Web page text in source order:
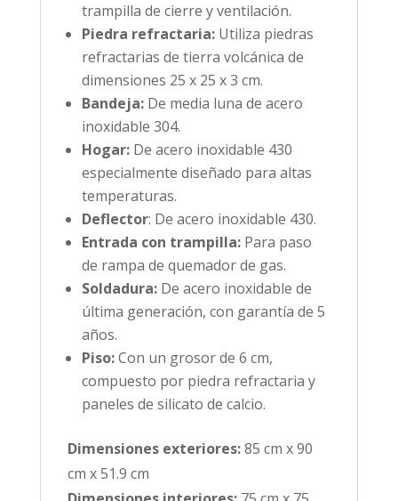
trampilla de cierre y ventilación.
Piedra refractaria:Utiliza piedras
refractarias de tierra volcánica de
dimensiones 25 x 25 x 3 cm.
Bandeja:De media luna de acero
inoxidable 304.
Hogar:De acero inoxidable 430
especialmente diseñado para altas
temperaturas.
Deflector: De acero inoxidable 430.
Entrada con trampilla:Para paso
de rampa de quemador de gas.
Soldadura:De acero inoxidable de
última generación, con garantía de 5
años.
Piso:Con un grosor de 6 cm,
compuesto por piedra refractaria y
paneles de silicato de calcio.
Dimensiones exteriores:85 cm x 90
cm x 51.9 cm